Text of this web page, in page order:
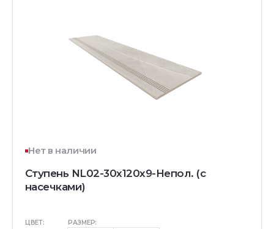
Нет в наличии
Ступень NL02-30x120x9-Непол. (с
насечками)
ЦВЕТ: РАЗМЕР: